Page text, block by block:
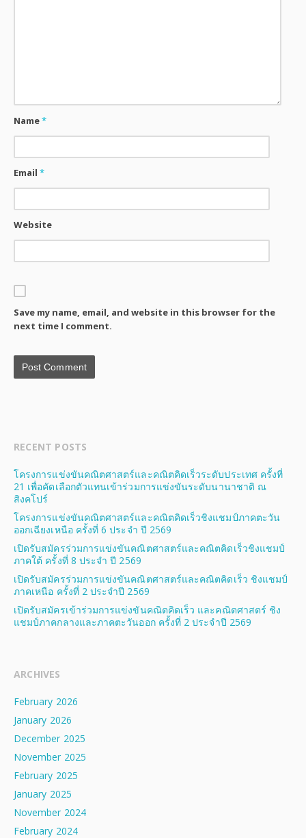
Name*
Email*
Website
Save my name, email, and website in this browser for the
next time I comment.
RECENT POSTS
โครงการแข่งขันคณิตศาสตร์และคณิตคิดเร็วระดับประเทศ ครั้งที่
21 เพื่อคัดเลือกตัวแทนเข้าร่วมการแข่งขันระดับนานาชาติ ณ
สิงคโปร์
โครงการแข่งขันคณิตศาสตร์และคณิตคิดเร็วชิงแชมป์ภาคตะวัน
ออกเฉียงเหนือ ครั้งที่ 6 ประจํา ปี 2569
เปิดรับสมัครร่วมการแข่งขันคณิตศาสตร์และคณิตคิดเร็วชิงแชมป์
ภาคใต้ ครั้งที่ 8 ประจํา ปี 2569
เปิดรับสมัครร่วมการแข่งขันคณิตศาสตร์และคณิตคิดเร็ว ชิงแชมป์
ภาคเหนือ ครั้งที่ 2 ประจำปี 2569
เปิดรับสมัครเข้าร่วมการแข่งขันคณิตคิดเร็ว และคณิตศาสตร์ ชิง
แชมป์ภาคกลางและภาคตะวันออก ครั้งที่ 2 ประจําปี 2569
ARCHIVES
February 2026
January 2026
December 2025
November 2025
February 2025
January 2025
November 2024
February 2024